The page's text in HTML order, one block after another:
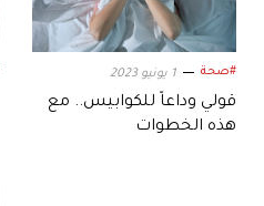
#صحة 1 يونيو 2023
قولي وداعاً للكوابيس.. مع
هذه الخطوات